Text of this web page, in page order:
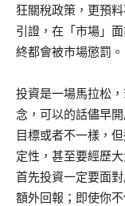
狂關稅政策，更預
引證，在「市場」
終都會被市場懲罰。
投資是一場馬拉松
念，可以的話儘早
目標或者不一樣，
定性，甚至要經歷
首先投資一定要面
額外回報；即使你